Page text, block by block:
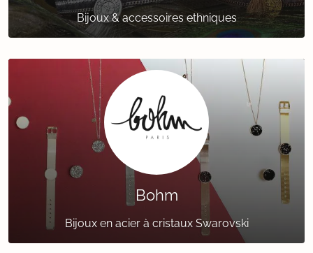
Bijoux & accessoires ethniques
Bohm
Bijoux en acier à cristaux Swarovski